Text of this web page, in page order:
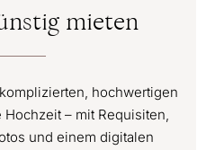
mieten
hochwertigen
– mit Requisiten,
und einem digitalen